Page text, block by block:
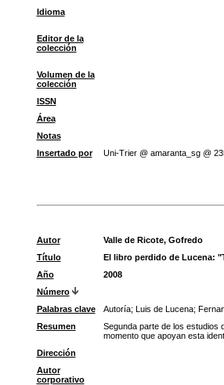
Idioma
Editor de la
colección
Volumen de la
colección
ISSN
Área
Notas
Insertado por
Uni-Trier @ amaranta_sg @
Autor
Valle de Ricote, Gofredo
Título
El libro perdido de Lucena:
Año
2008
Número
Palabras clave
Autoría; Luis de Lucena;
Resumen
Segunda parte de los estudios
momento que apoyan esta
Dirección
Autor
corporativo